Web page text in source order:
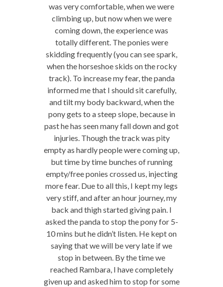
was very comfortable, when we were
climbing up, but now when we were
coming down, the experience was
totally different. The ponies were
skidding frequently (you can see spark,
when the horseshoe skids on the rocky
track). To increase my fear, the panda
informed me that I should sit carefully,
and tilt my body backward, when the
pony gets to a steep slope, because in
past he has seen many fall down and got
injuries. Though the track was pity
empty as hardly people were coming up,
but time by time bunches of running
empty/free ponies crossed us, injecting
more fear. Due to all this, I kept my legs
very stiff, and after an hour journey, my
back and thigh started giving pain. I
asked the panda to stop the pony for 5-
10 mins but he didn’t listen. He kept on
saying that we will be very late if we
stop in between. By the time we
reached Rambara, I have completely
given up and asked him to stop for some